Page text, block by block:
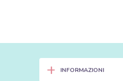
+ INFORMAZIONI